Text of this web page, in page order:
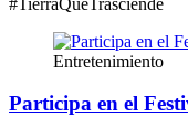
Entretenimiento
Participa en el